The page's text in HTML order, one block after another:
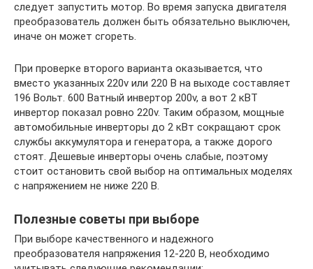
следует запустить мотор. Во время запуска двигателя
преобразователь должен быть обязательно выключен,
иначе он может сгореть.
При проверке второго варианта оказывается, что
вместо указанных 220v или 220 В на выходе составляет
196 Вольт. 600 Ватный инвертор 200v, а вот 2 кВТ
инвертор показал ровно 220v. Таким образом, мощные
автомобильные инверторы до 2 кВт сокращают срок
службы аккумулятора и генератора, а также дорого
стоят. Дешевые инверторы очень слабые, поэтому
стоит остановить свой выбор на оптимальных моделях
с напряжением не ниже 220 В.
Полезные советы при выборе
При выборе качественного и надежного
преобразователя напряжения 12-220 В, необходимо